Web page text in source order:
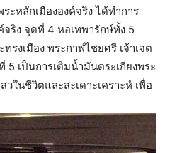
ะหลักเมืององค์จริง ได้ทำการ
จริง จุดที่ 4 หอเทพารักษ์ทั้ง 5
รงเมือง พระกาฬไชยศรี เจ้าเจต
เป็นการเติมน้ำมันตระเกียงพระ
วในชีวิตและสะเดาะเคราะห์ เพื่อ